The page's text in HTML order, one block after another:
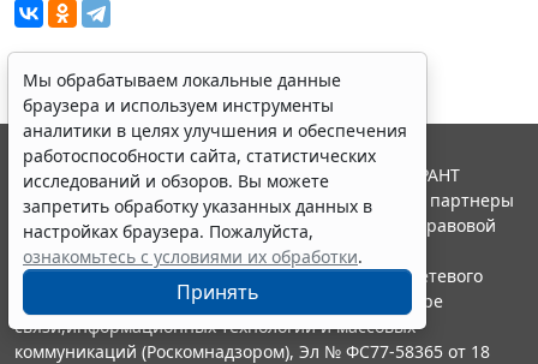
Мы обрабатываем локальные данные
браузера и используем инструменты
аналитики в целях улучшения и обеспечения
работоспособности сайта, статистических
исследований и обзоров. Вы можете
запретить обработку указанных данных в
настройках браузера. Пожалуйста,
ознакомьтесь с условиями их обработки.
Принять
© ООО "НПП "ГАРАНТ-СЕРВИС", 2026. Система ГАРАНТ
выпускается с 1990 года. Компания "Гарант" и ее партнеры
являются участниками Российской ассоциации правовой
информации ГАРАНТ.
Портал ГАРАНТ.РУ зарегистрирован в качестве сетевого
издания Федеральной службой по надзору в сфере
связи,информационных технологий и массовых
коммуникаций (Роскомнадзором), Эл № ФС77-58365 от 18